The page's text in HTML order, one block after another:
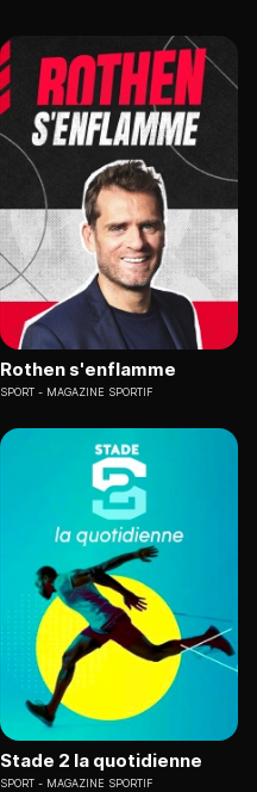
Rothen s'enflamme
SPORT MAGAZINE SPORTIF
Stade 2 la quotidienne
SPORT MAGAZINE SPORTIF